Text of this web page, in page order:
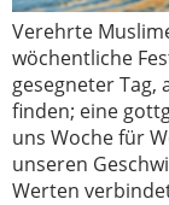
Verehrte
wöchentliche
gesegneter Tag,
finden; eine
uns Woche für
unseren
Werten